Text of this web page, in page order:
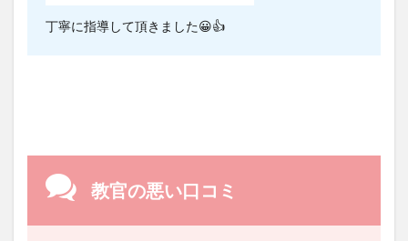
丁寧に指導して頂きました😀👍
教官の悪い口コミ